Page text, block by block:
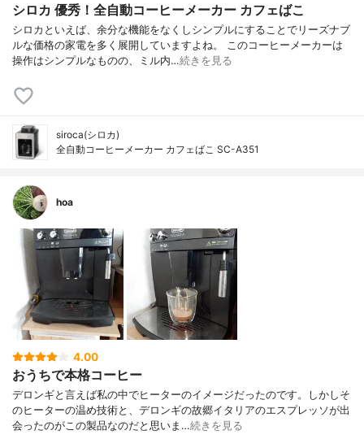
シロカ 優秀！全自動コーヒーメーカー カフェばこ
シロカといえば、余分な機能をなくしシンプルにすることでリーズナブ
ルな価格の家電を多く展開していますよね。 このコーヒーメーカーは
操作はシンプルなものの、ミル内…続きを見る
siroca(シロカ)
全自動コーヒーメーカー カフェばこ SC-A351
hoa
4.00
おうちで本格コーヒー
デロンギと言えば私の中でヒーターのイメージだったのです。しかしそ
のヒーターの温め技術と、デロンギの故郷イタリアのエスプレッソが出
会ったのがこの製品なのだと思いま…続きを見る